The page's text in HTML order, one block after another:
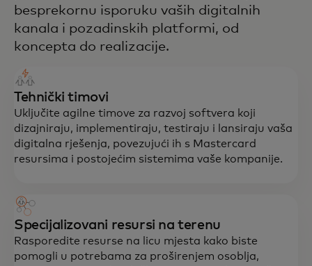
besprekornu isporuku vaših digitalnih
kanala i pozadinskih platformi, od
koncepta do realizacije.
Tehnički timovi
Uključite agilne timove za razvoj softvera koji
dizajniraju, implementiraju, testiraju i lansiraju vaša
digitalna rješenja, povezujući ih s Mastercard
resursima i postojećim sistemima vaše kompanije.
Specijalizovani resursi na terenu
Rasporedite resurse na licu mjesta kako biste
pomogli u potrebama za proširenjem osoblja,